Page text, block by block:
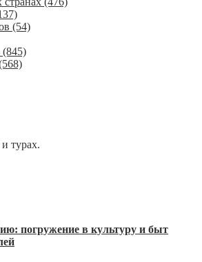
(54)
(845)
турах.
погружение в культуру и быт